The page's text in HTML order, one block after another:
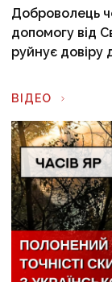
Доброволець
допомогу від
руйнує довіру
ВІДЕО